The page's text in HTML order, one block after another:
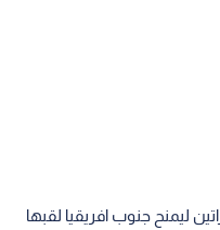
المباراتين ليمنح جنوب افريقيا لقبها